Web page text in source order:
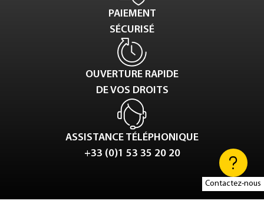
Contactez-nous
PAIEMENT
SÉCURISÉ
OUVERTURE RAPIDE
DE VOS DROITS
ASSISTANCE TÉLÉPHONIQUE
+33 (0)1 53 35 20 20